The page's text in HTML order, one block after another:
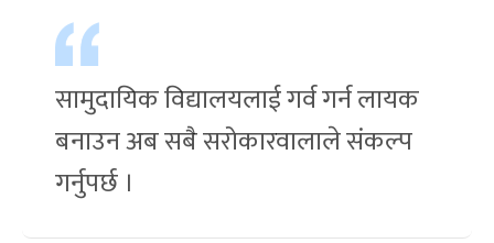
सामुदायिक विद्यालयलाई गर्व गर्न लायक
बनाउन अब सबै सरोकारवालाले संकल्प
गर्नुपर्छ ।